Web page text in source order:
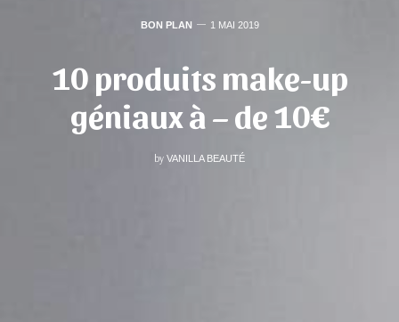
BON PLAN 1 MAI 2019
10 produits make-up
géniaux à – de 10€
by VANILLA BEAUTÉ